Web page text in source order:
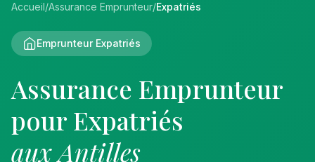
Accueil/Assurance Emprunteur/Expatriés
Emprunteur Expatriés
Assurance Emprunteur
pour Expatriés
aux Antilles